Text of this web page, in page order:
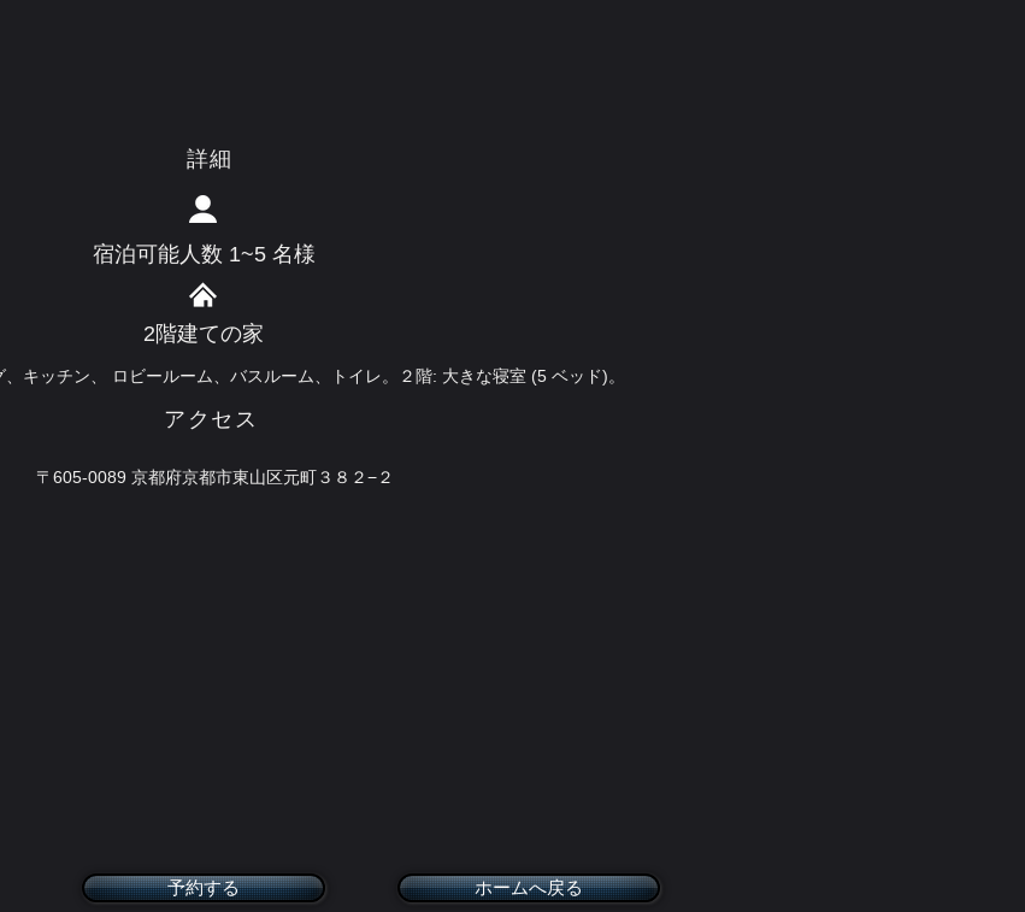
詳細
宿泊可能人数 1~5 名様
2階建ての家
キッチン、 ロビールーム、バスルーム、トイレ。２階: 大きな寝室 (5 ベッド)。
アクセス
〒605-0089 京都府京都市東山区元町３８２−２
予約する ホームへ戻る